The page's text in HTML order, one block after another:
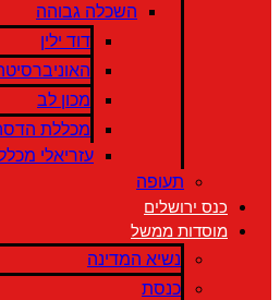
השכלה גבוהה
דוד ילין
מכון לב
מכללת
עזריאלי
תעופה
כנס ירושלים
מוסדות ממשל
נשיא המדינה
כנסת